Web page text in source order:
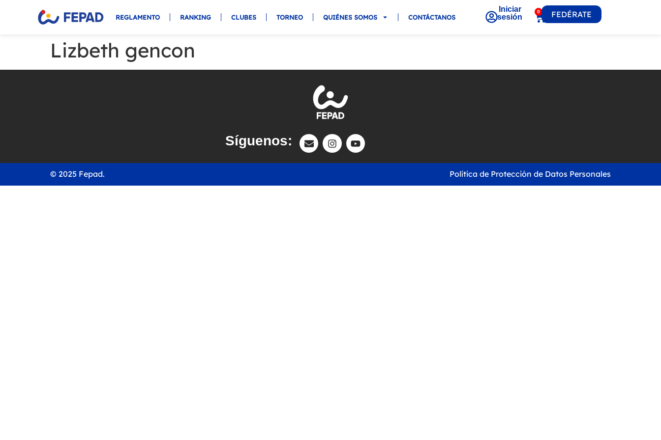
REGLAMENTO RANKING CLUBES TORNEO QUIÉNES SOMOS CONTÁCTANOS
Iniciar
sesión
0 FEDÉRATE
Lizbeth gencon
Síguenos:
© 2025 Fepad. Política de Protección de Datos Personales